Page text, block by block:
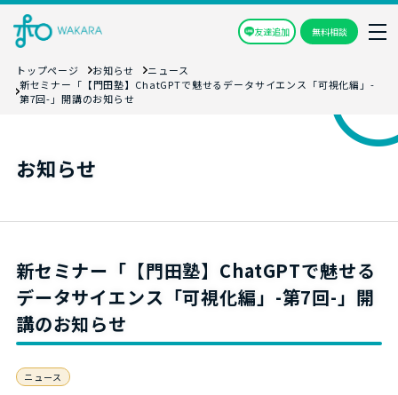
友達追加 無料相談
トップページ お知らせ
ニュース
新セミナー「【門田塾】ChatGPTで魅せるデータサイエンス「可視化編」-
第7回-」開講のお知らせ
お知らせ
新セミナー「【門田塾】ChatGPTで魅せる
データサイエンス「可視化編」-第7回-」開
講のお知らせ
ニュース